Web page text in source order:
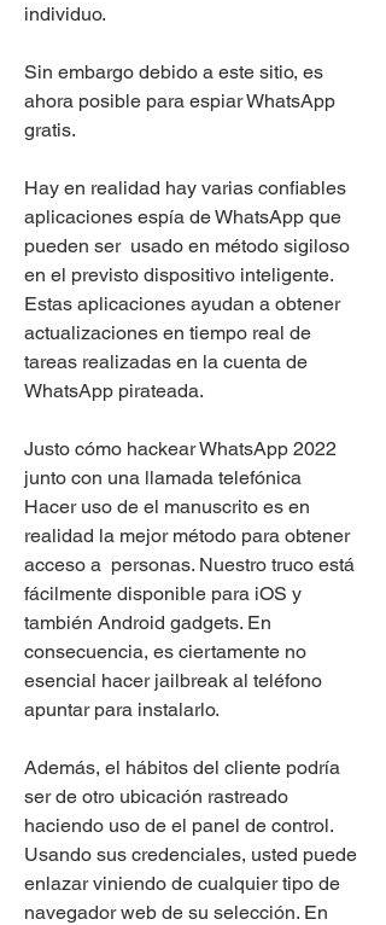
individuo.
Sin embargo debido a este sitio, es
ahora posible para espiar WhatsApp
gratis.
Hay en realidad hay varias confiables
aplicaciones espía de WhatsApp que
pueden ser  usado en método sigiloso
en el previsto dispositivo inteligente.
Estas aplicaciones ayudan a obtener
actualizaciones en tiempo real de
tareas realizadas en la cuenta de
WhatsApp pirateada.
Justo cómo hackear WhatsApp 2022
junto con una llamada telefónica
Hacer uso de el manuscrito es en
realidad la mejor método para obtener
acceso a  personas. Nuestro truco está
fácilmente disponible para iOS y
también Android gadgets. En
consecuencia, es ciertamente no
esencial hacer jailbreak al teléfono
apuntar para instalarlo.
Además, el hábitos del cliente podría
ser de otro ubicación rastreado
haciendo uso de el panel de control.
Usando sus credenciales, usted puede
enlazar viniendo de cualquier tipo de
navegador web de su selección. En